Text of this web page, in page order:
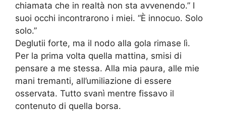
chiamata che in realtà non sta avvenendo.” I
suoi occhi incontrarono i miei. “È innocuo. Solo
solo.”
Deglutii forte, ma il nodo alla gola rimase lì.
Per la prima volta quella mattina, smisi di
pensare a me stessa. Alla mia paura, alle mie
mani tremanti, all’umiliazione di essere
osservata. Tutto svanì mentre fissavo il
contenuto di quella borsa.